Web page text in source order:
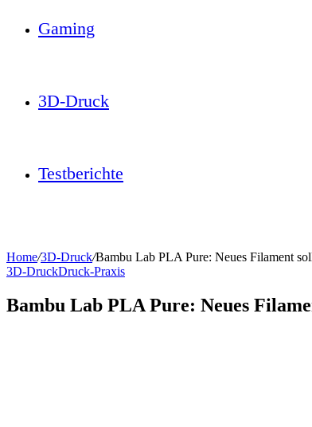
Gaming
3D-Druck
Testberichte
Home/3D-Druck/Bambu Lab PLA Pure: Neues Filament
3D-DruckDruck-Praxis
Bambu Lab PLA Pure: Neues